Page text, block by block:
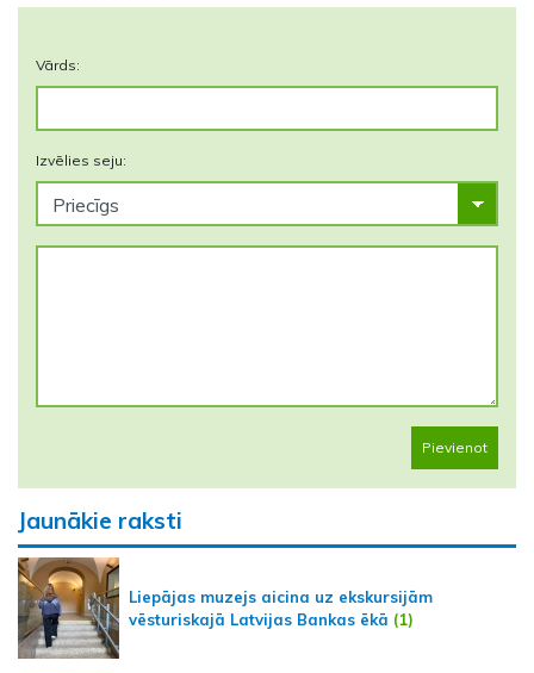
Vārds:
Izvēlies seju:
Pievienot
Jaunākie raksti
Liepājas muzejs aicina uz ekskursijām
vēsturiskajā Latvijas Bankas ēkā (1)